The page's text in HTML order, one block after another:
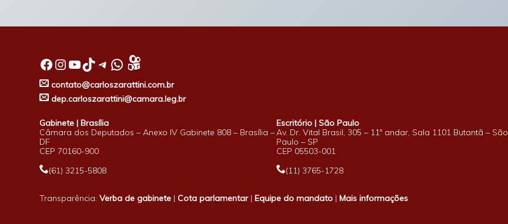
Facebook InstagramYoutube TikTok Telegram WhatsApp
contato@carloszarattini.com.br
dep.carloszarattini@camara.leg.br
Gabinete | Brasília
Câmara dos Deputados – Anexo IV Gabinete 808 – Brasília –
DF
CEP 70160-900
(61) 3215-5808
Escritório | São Paulo
Av. Dr. Vital Brasil, 305 – 11º andar, Sala 1101 Butantã – São
Paulo – SP
CEP 05503-001
(11) 3765-1728
Transparência:Verba de gabinete |Cota parlamentar|Equipe do mandato |Mais informações